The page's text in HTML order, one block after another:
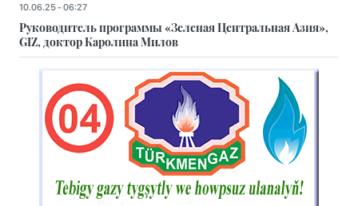
10.06.25 - 06:27
Руководитель программы «Зеленая Центральная Азия»,
GIZ, доктор Каролина Милов